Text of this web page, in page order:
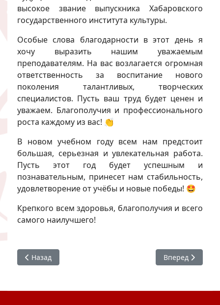
высокое звание выпускника Хабаровского
государственного института культуры.
Особые слова благодарности в этот день я
хочу выразить нашим уважаемым
преподавателям. На вас возлагается огромная
ответственность за воспитание нового
поколения талантливых, творческих
специалистов. Пусть ваш труд будет ценен и
уважаем. Благополучия и профессионального
роста каждому из вас! 👏
В новом учебном году всем нам предстоит
большая, серьезная и увлекательная работа.
Пусть этот год будет успешным и
познавательным, принесет нам стабильность,
удовлетворение от учёбы и новые победы! 🤩
Крепкого всем здоровья, благополучия и всего
самого наилучшего!
Предыдущий: #ХГИК общежитие: встреча с
Назад Следующий:
Вперед